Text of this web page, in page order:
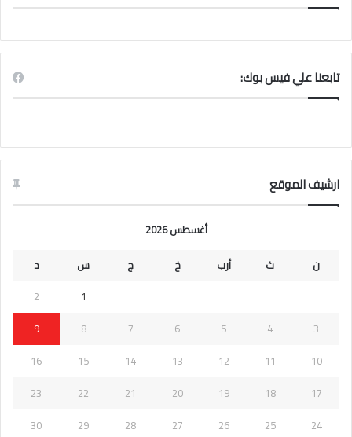
تابعنا علي فيس بوك:
ارشيف الموقع
أغسطس 2026
ن
ث أرب خ ج س
د
1
2
3
4
5
6
7
8
9
10
11
12
13
14
15
16
17
18
19
20
21
22
23
24
25
26
27
28
29
30